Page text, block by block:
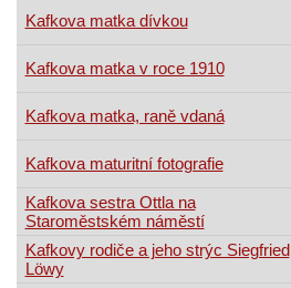
Kafkova matka dívkou
Kafkova matka v roce 1910
Kafkova matka, raně vdaná
Kafkova maturitní fotografie
Kafkova sestra Ottla na
Staroměstském náměstí
Kafkovy rodiče a jeho strýc Siegfried
Löwy